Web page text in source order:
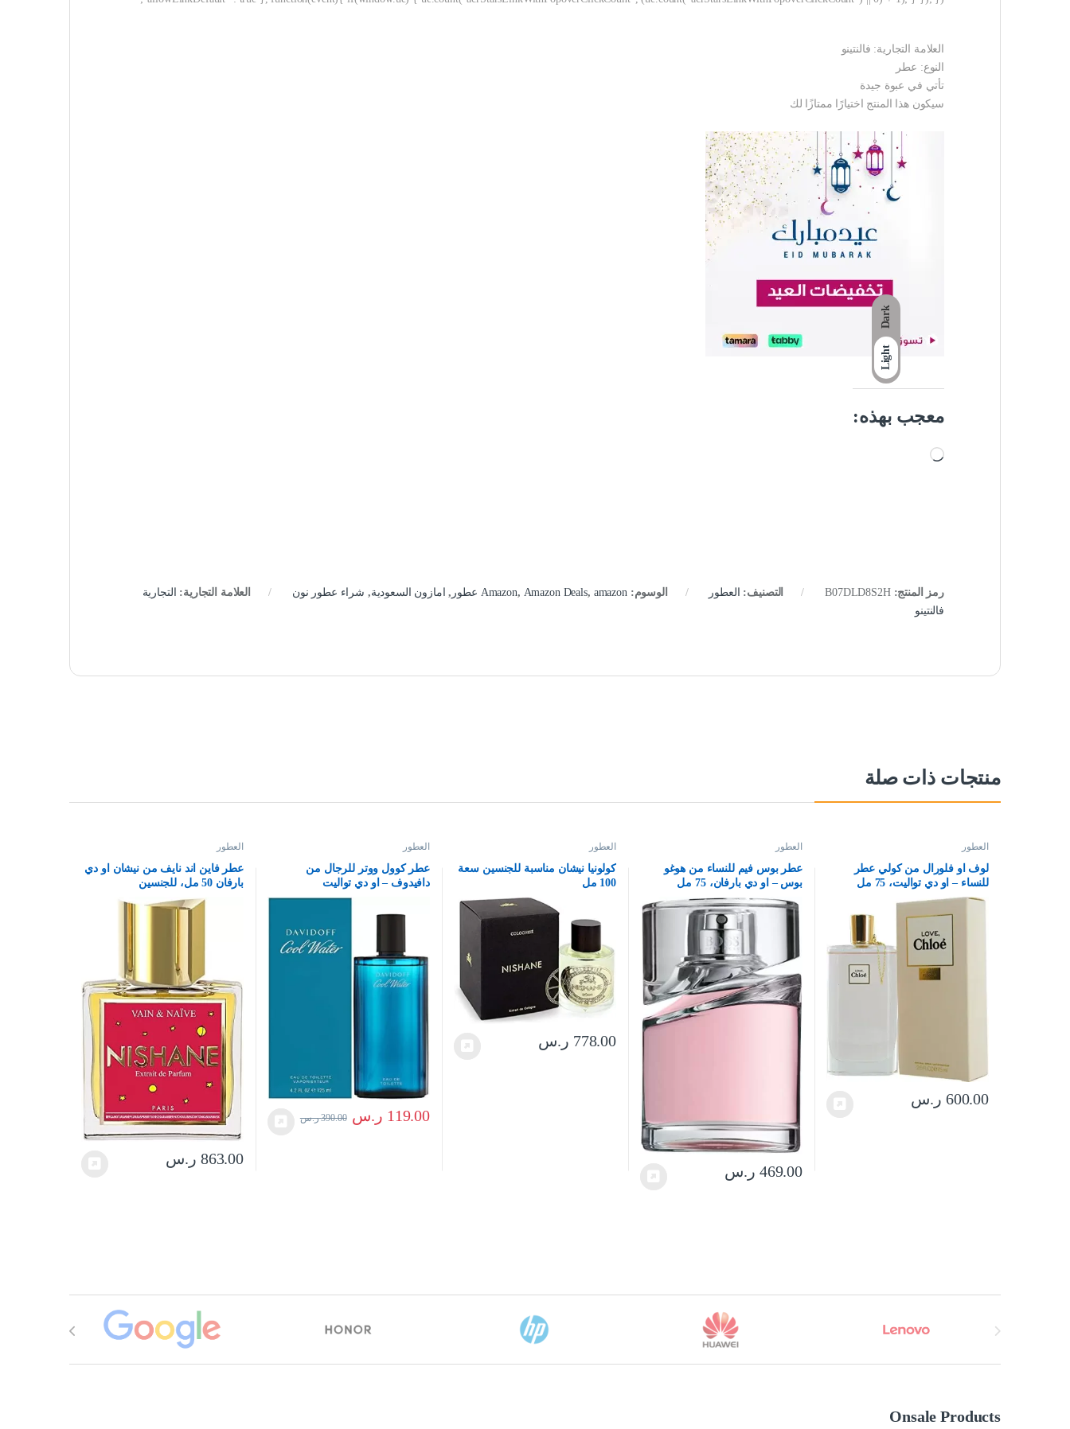
Dark
Light
العلامة التجارية: فالنتينو
النوع: عطر
تأتي في عبوة جيدة
سيكون هذا المنتج اختيارًا ممتازًا لك
معجب بهذه:
جاري التحميل…
رمز المنتج:B07DLD8S2H التصنيف: العطور الوسوم: Amazon, Amazon Deals, amazon عطور , امازون السعودية, شراء عطور نون العلامة التجارية: التجارية
فالنتينو
منتجات ذات صلة
العطور
لوف او فلورال من كولي عطر
للنساء – او دي تواليت، 75 مل
600.00 ر.س
العطور
عطر بوس فيم للنساء من هوغو
بوس – او دي بارفان، 75 مل
469.00 ر.س
العطور
كولونيا نيشان مناسبة للجنسين سعة
100 مل
778.00 ر.س
العطور
عطر كوول ووتر للرجال من
دافيدوف – او دي تواليت
119.00 ر.س 390.00 ر.س
العطور
عطر فاين اند نايف من نيشان او دي
بارفان 50 مل، للجنسين
863.00 ر.س
Onsale Products